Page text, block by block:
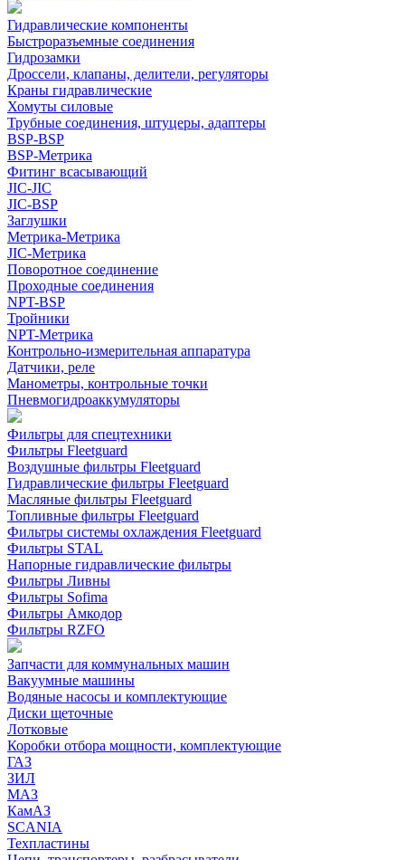
Гидравлические компоненты
Быстроразъемные соединения
Гидрозамки
Дроссели, клапаны, делители, регуляторы
Краны гидравлические
Хомуты силовые
Трубные соединения, штуцеры, адаптеры
BSP-BSP
BSP-Метрика
Фитинг всасывающий
JIC-JIC
JIC-BSP
Заглушки
Метрика-Метрика
JIC-Метрика
Поворотное соединение
Проходные соединения
NPT-BSP
Тройники
NPT-Метрика
Контрольно-измерительная аппаратура
Датчики, реле
Манометры, контрольные точки
Пневмогидроаккумуляторы
Фильтры для спецтехники
Фильтры Fleetguard
Воздушные фильтры Fleetguard
Гидравлические фильтры Fleetguard
Масляные фильтры Fleetguard
Топливные фильтры Fleetguard
Фильтры системы охлаждения Fleetguard
Фильтры STAL
Напорные гидравлические фильтры
Фильтры Ливны
Фильтры Sofima
Фильтры Амкодор
Фильтры RZFO
Запчасти для коммунальных машин
Вакуумные машины
Водяные насосы и комплектующие
Диски щеточные
Лотковые
Коробки отбора мощности, комплектующие
ГАЗ
ЗИЛ
МАЗ
КамАЗ
SCANIA
Техпластины